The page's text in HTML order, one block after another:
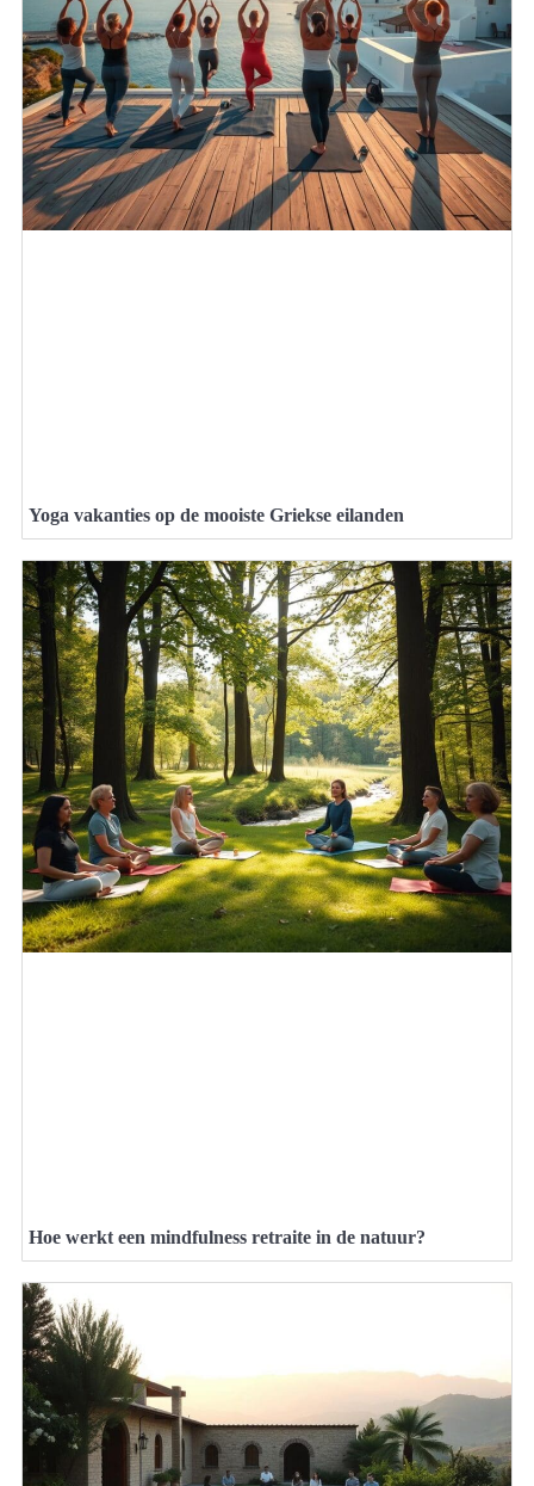
Yoga vakanties op de mooiste Griekse eilanden
Hoe werkt een mindfulness retraite in de natuur?